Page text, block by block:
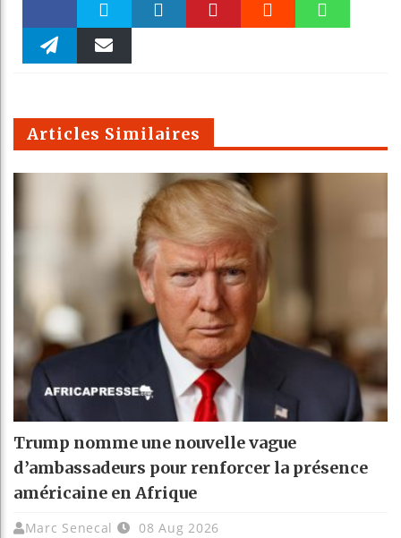
Faceboo Twitter
m
Articles Similaires
Trump nomme une nouvelle vague
d’ambassadeurs pour renforcer la présence
américaine en Afrique
Marc Senecal 08 Aug 2026